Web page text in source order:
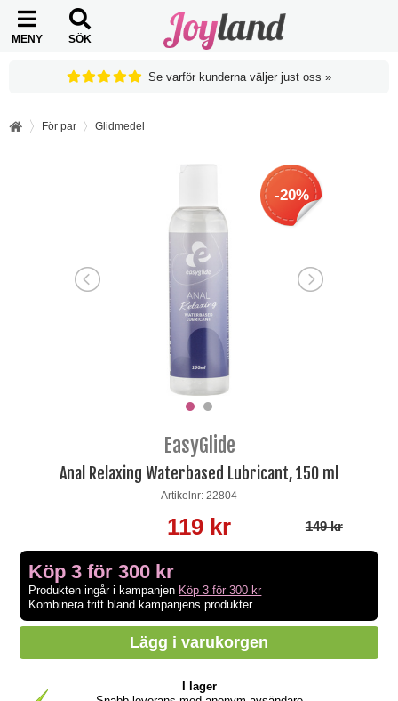
MENY SÖK
Se varför kunderna väljer just oss »
För par Glidmedel
-20%
EasyGlide
Anal Relaxing Waterbased Lubricant, 150 ml
Artikelnr: 22804
119 kr 149 kr
Köp 3 för 300 kr
Produkten ingår i kampanjen Köp 3 för 300 kr
Kombinera fritt bland kampanjens produkter
I lager